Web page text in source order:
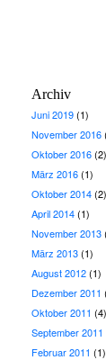
Archiv
Juni 2019(1)
November 2016
Oktober 2016(2)
März 2016(1)
Oktober 2014(2)
April 2014(1)
November 2013
März 2013(1)
August 2012(1)
Dezember 2011
Oktober 2011 (4)
September 2011
Februar 2011 (1)